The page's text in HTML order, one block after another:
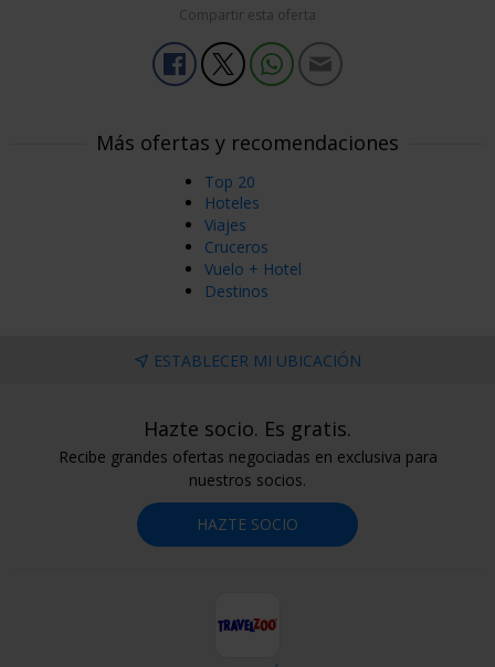
Compartir esta oferta
Más ofertas y recomendaciones
Top 20
Hoteles
Viajes
Cruceros
Vuelo + Hotel
Destinos
ESTABLECER MI UBICACIÓN
Hazte socio. Es gratis.
Recibe grandes ofertas negociadas en exclusiva para
nuestros socios.
HAZTE SOCIO